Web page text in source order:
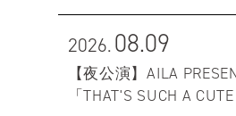
2026.08.09
【夜公演】AILA
「THAT'S SUCH A CUTE